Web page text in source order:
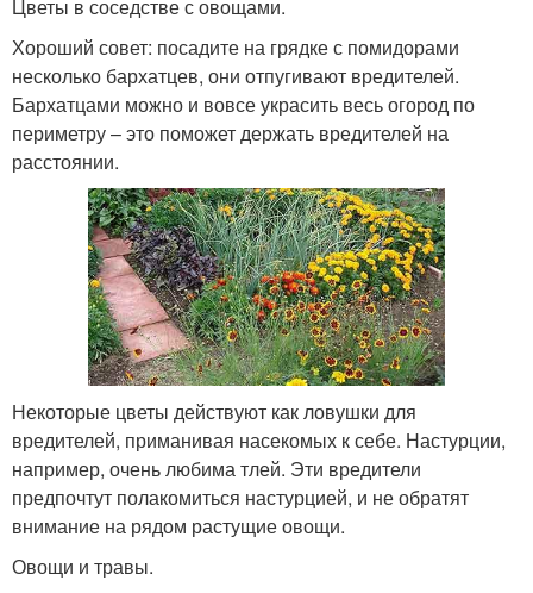
Цветы в соседстве с овощами.
Хороший совет: посадите на грядке с помидорами
несколько бархатцев, они отпугивают вредителей.
Бархатцами можно и вовсе украсить весь огород по
периметру – это поможет держать вредителей на
расстоянии.
Некоторые цветы действуют как ловушки для
вредителей, приманивая насекомых к себе. Настурции,
например, очень любима тлей. Эти вредители
предпочтут полакомиться настурцией, и не обратят
внимание на рядом растущие овощи.
Овощи и травы.